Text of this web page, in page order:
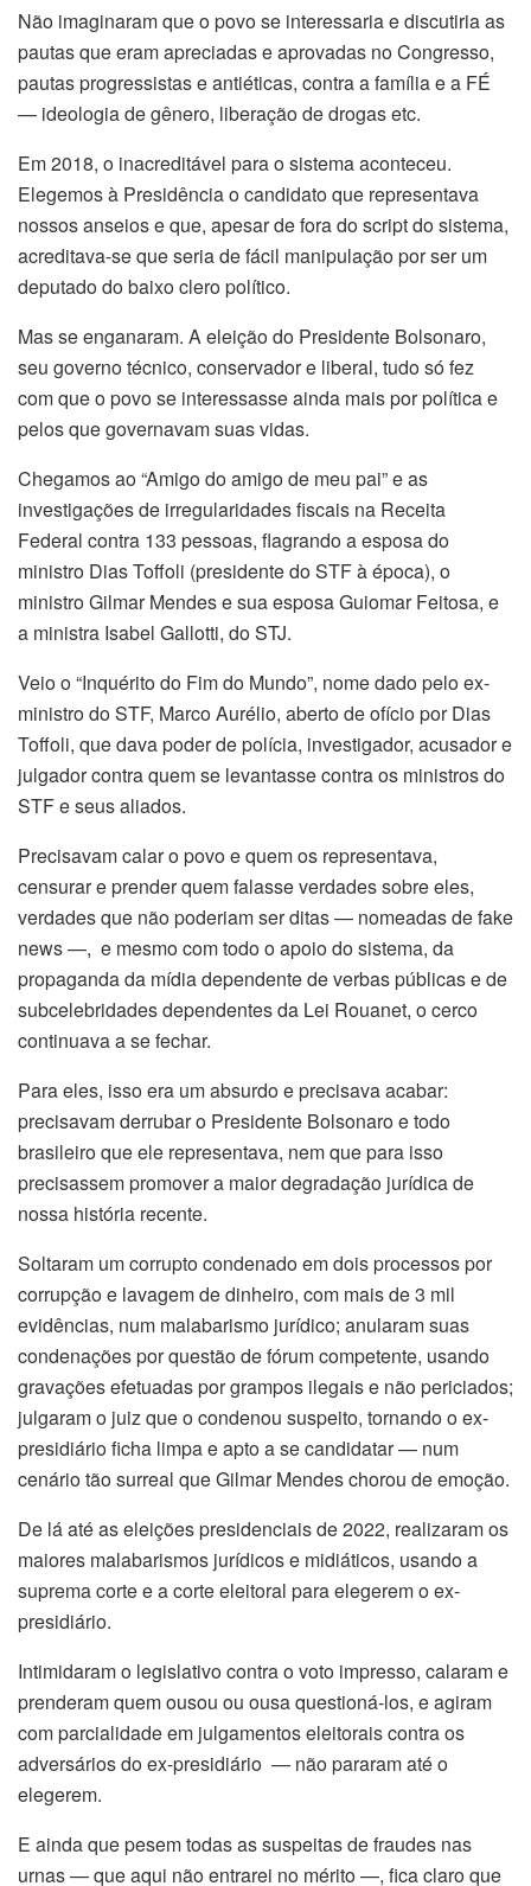
Não imaginaram que o povo se interessaria e discutiria as
pautas que eram apreciadas e aprovadas no Congresso,
pautas progressistas e antiéticas, contra a família e a FÉ
— ideologia de gênero, liberação de drogas etc.
Em 2018, o inacreditável para o sistema aconteceu.
Elegemos à Presidência o candidato que representava
nossos anseios e que, apesar de fora do script do sistema,
acreditava-se que seria de fácil manipulação por ser um
deputado do baixo clero político.
Mas se enganaram. A eleição do Presidente Bolsonaro,
seu governo técnico, conservador e liberal, tudo só fez
com que o povo se interessasse ainda mais por política e
pelos que governavam suas vidas.
Chegamos ao“Amigo do amigo de meu pai” e as
investigações de irregularidades fiscais na Receita
Federal contra 133 pessoas, flagrando a esposa do
ministro Dias Toffoli (presidente do STF à época), o
ministro Gilmar Mendes e sua esposa Guiomar Feitosa, e
a ministra Isabel Gallotti, do STJ.
Veio o “Inquérito do Fim do Mundo”, nome dado pelo ex-
ministro do STF, Marco Aurélio, aberto de ofício por Dias
Toffoli, que dava poder de polícia, investigador, acusador e
julgador contra quem se levantasse contra os ministros do
STF e seus aliados.
Precisavam calar o povo e quem os representava,
censurar e prender quem falasse verdades sobre eles,
verdades que não poderiam ser ditas — nomeadas de fake
news —, e mesmo com todo o apoio do sistema, da
propaganda da mídia dependente de verbas públicas e de
subcelebridades dependentes da Lei Rouanet, o cerco
continuava a se fechar.
Para eles, isso era um absurdo e precisava acabar:
precisavam derrubar o Presidente Bolsonaro e todo
brasileiro que ele representava, nem que para isso
precisassem promover a maior degradação jurídica de
nossa história recente.
Soltaram um corrupto condenado em dois processos por
corrupção e lavagem de dinheiro, com mais de 3 mil
evidências, num malabarismo jurídico; anularam suas
condenações por questão de fórum competente, usando
gravações efetuadas por grampos ilegais e não periciados;
julgaram o juiz que o condenou suspeito, tornando o ex-
presidiário ficha limpa e apto a se candidatar — num
cenário tão surreal que Gilmar Mendes chorou de emoção.
De lá até as eleições presidenciais de 2022, realizaram os
maiores malabarismos jurídicos e midiáticos, usando a
suprema corte e a corte eleitoral para elegerem o ex-
presidiário.
Intimidaram o legislativo contra o voto impresso, calaram e
prenderam quem ousou ou ousa questioná-los, e agiram
com parcialidade em julgamentos eleitorais contra os
adversários do ex-presidiário — não pararam até o
elegerem.
E ainda que pesem todas as suspeitas de fraudes nas
urnas — que aqui não entrarei no mérito —, fica claro que